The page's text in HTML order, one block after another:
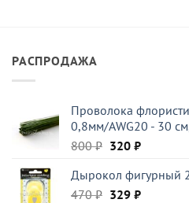
РАСПРОДАЖА
Проволока
0,8мм/AWG20 - 30
800₽
составляла
800 ₽.
320 ₽Текущая
320 ₽.
Дырокол фигурный
470₽ 329 ₽Текущая